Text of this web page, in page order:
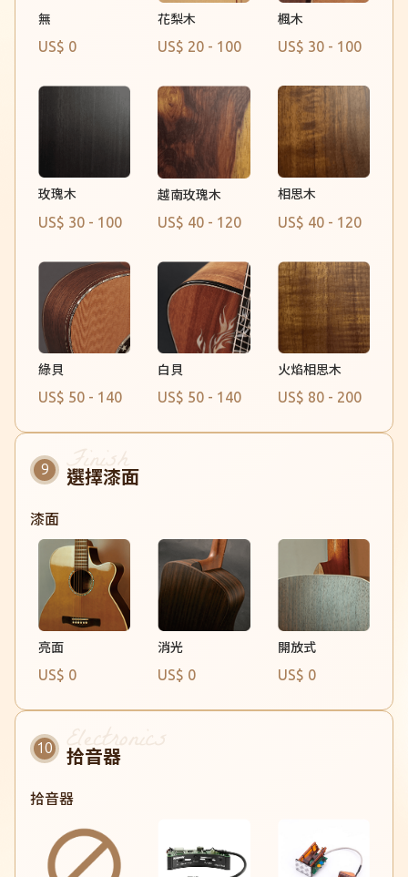
無
US$ 0
花梨木
US$ 20 - 100
楓木
US$ 30 - 100
玫瑰木
US$ 30 - 100
越南玫瑰木
US$ 40 - 120
相思木
US$ 40 - 120
綠貝
US$ 50 - 140
白貝
US$ 50 - 140
火焰相思木
US$ 80 - 200
選擇漆面
漆面
亮面
US$ 0
消光
US$ 0
開放式
US$ 0
拾音器
拾音器